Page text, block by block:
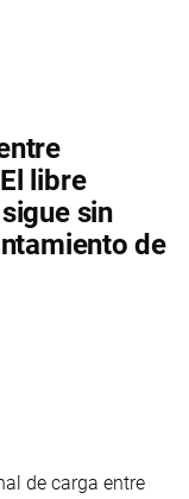
libre
sin
de
de carga entre